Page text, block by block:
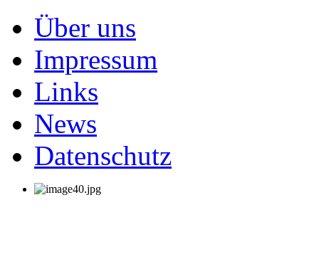
Über uns
Impressum
Links
News
Datenschutz